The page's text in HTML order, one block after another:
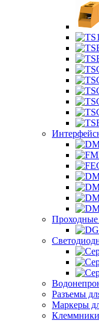
Разъемы
Маркеры
Клеммники